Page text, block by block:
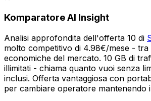
Komparatore AI Insight
Analisi approfondita dell'offerta 10 di
molto competitivo di 4.98€/mese -
economiche del mercato. 10 GB di
illimitati - chiama quanto vuoi senza
inclusi. Offerta vantaggiosa con
per cambiare operatore mantenendo